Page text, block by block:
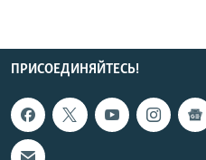
ПРИСОЕДИНЯЙТЕСЬ!